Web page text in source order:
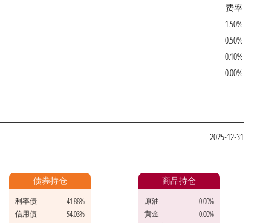
费率
1.50%
0.50%
0.10%
0.00%
2025-12-31
债券持仓
利率债
41.88%
信用债
54.03%
商品持仓
原油
0.00%
黄金
0.00%